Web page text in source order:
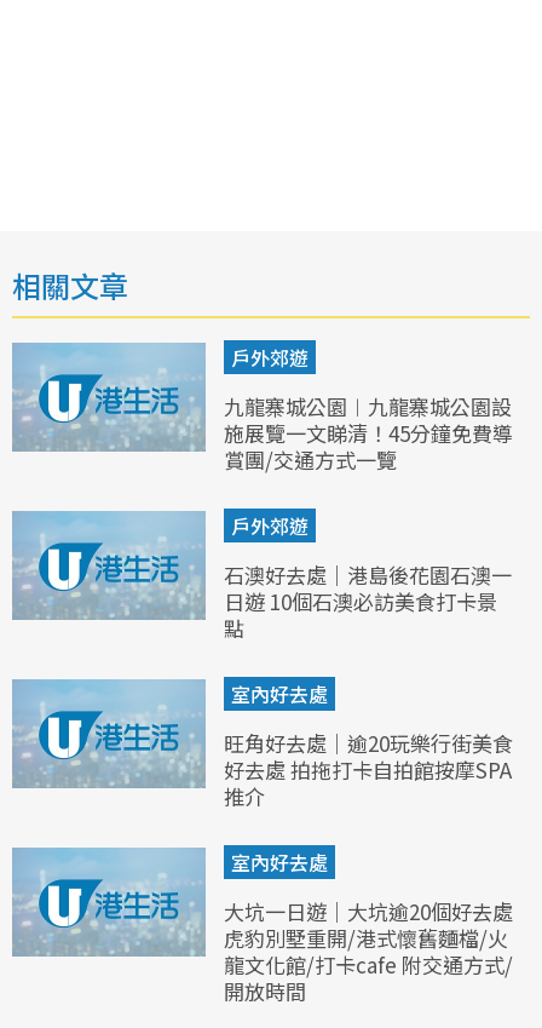
相關文章
戶外郊遊
九龍寨城公園︱九龍寨城公園設
施展覽一文睇清！45分鐘免費導
賞團/交通方式一覽
戶外郊遊
石澳好去處｜港島後花園石澳一
日遊 10個石澳必訪美食打卡景
點
室內好去處
旺角好去處｜逾20玩樂行街美食
好去處 拍拖打卡自拍館按摩SPA
推介
室內好去處
大坑一日遊｜大坑逾20個好去處
虎豹別墅重開/港式懷舊麵檔/火
龍文化館/打卡cafe 附交通方式/
開放時間